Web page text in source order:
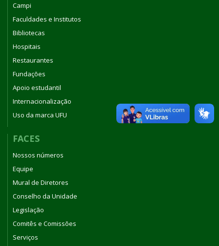
Campi
Faculdades e Institutos
Bibliotecas
Hospitais
Restaurantes
Fundações
Apoio estudantil
Internacionalização
Uso da marca UFU
FACES
Nossos números
Equipe
Mural de Diretores
Conselho da Unidade
Legislação
Comitês e Comissões
Serviços